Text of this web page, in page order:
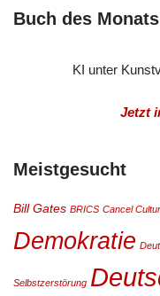
Buch des Monats
KI unter
Jetzt
Meistgesucht
Bill Gates BRICS Cancel
Demokratie
Selbstzerstörung